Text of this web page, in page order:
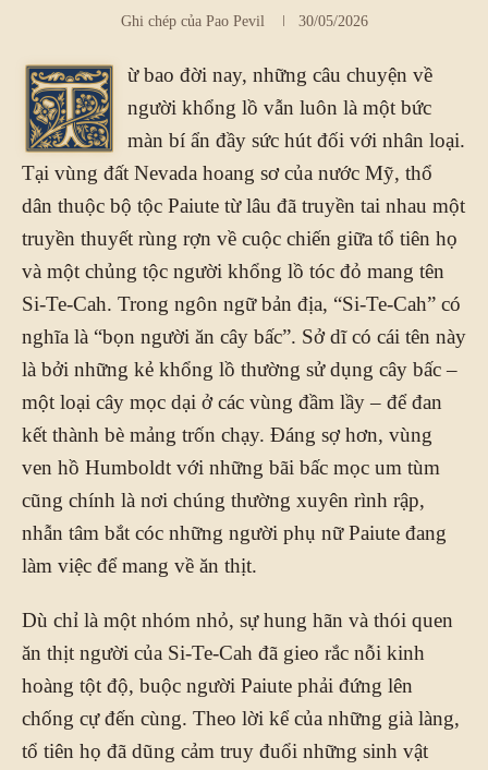
Ghi chép của Pao Pevil 30/05/2026
T
ừ bao đời nay, những câu chuyện về
người khổng lồ vẫn luôn là một bức
màn bí ẩn đầy sức hút đối với nhân loại.
Tại vùng đất Nevada hoang sơ của nước Mỹ, thổ
dân thuộc bộ tộc Paiute từ lâu đã truyền tai nhau một
truyền thuyết rùng rợn về cuộc chiến giữa tổ tiên họ
và một chủng tộc người khổng lồ tóc đỏ mang tên
Si-Te-Cah. Trong ngôn ngữ bản địa, “Si-Te-Cah” có
nghĩa là “bọn người ăn cây bấc”. Sở dĩ có cái tên này
là bởi những kẻ khổng lồ thường sử dụng cây bấc –
một loại cây mọc dại ở các vùng đầm lầy – để đan
kết thành bè mảng trốn chạy. Đáng sợ hơn, vùng
ven hồ Humboldt với những bãi bấc mọc um tùm
cũng chính là nơi chúng thường xuyên rình rập,
nhẫn tâm bắt cóc những người phụ nữ Paiute đang
làm việc để mang về ăn thịt.
Dù chỉ là một nhóm nhỏ, sự hung hãn và thói quen
ăn thịt người của Si-Te-Cah đã gieo rắc nỗi kinh
hoàng tột độ, buộc người Paiute phải đứng lên
chống cự đến cùng. Theo lời kể của những già làng,
tổ tiên họ đã dũng cảm truy đuổi những sinh vật